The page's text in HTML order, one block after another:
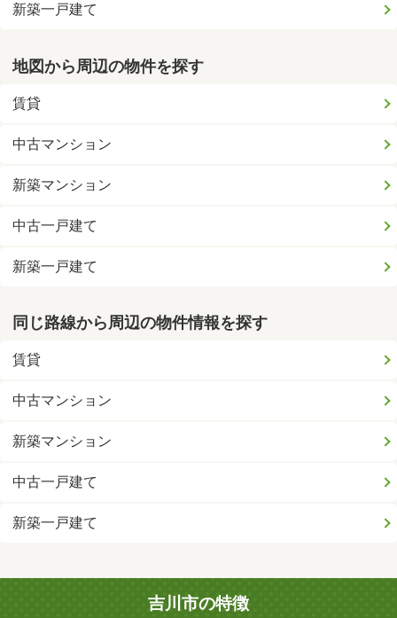
新築一戸建て
地図から周辺の物件を探す
賃貸
中古マンション
新築マンション
中古一戸建て
新築一戸建て
同じ路線から周辺の物件情報を探す
賃貸
中古マンション
新築マンション
中古一戸建て
新築一戸建て
吉川市の特徴